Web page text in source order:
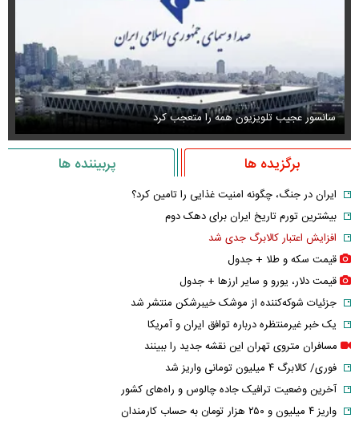
سانسور عجیب تلویزیون همه را متعجب کرد
برگزیده ها پربیننده ها
ایران در جنگ، چگونه امنیت غذایی را تامین کرد؟
بیشترین تورم تاریخ ایران برای دهک دوم
افزایش اعتبار کالابرگ جدی شد
قیمت سکه و طلا + جدول
قیمت دلار، یورو و سایر ارز‌ها + جدول
جزئیات شوکه‌کننده از موشک خیبرشکن منتشر شد
یک خبر غیرمنتظره درباره توافق ایران و آمریکا
مسافران متروی تهران این نقشه جدید را ببینند
فوری/ کالابرگ ۴ میلیون تومانی واریز شد
آخرین وضعیت ترافیک جاده چالوس و راه‌های کشور
واریز ۴ میلیون و ۲۵۰ هزار تومان به حساب کارمندان